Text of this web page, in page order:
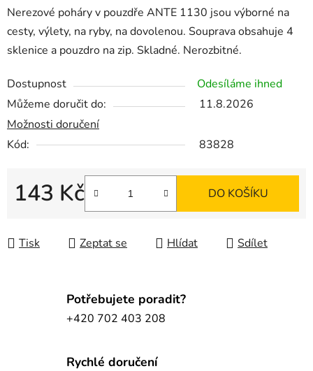
Nerezové poháry v pouzdře ANTE 1130 jsou výborné na
cesty, výlety, na ryby, na dovolenou. Souprava obsahuje 4
sklenice a pouzdro na zip. Skladné. Nerozbitné.
Dostupnost
Odesíláme ihned
Můžeme doručit do:
11.8.2026
Možnosti doručení
Kód:
83828
143 Kč DO KOŠÍKU
Tisk Zeptat se Hlídat Sdílet
Potřebujete poradit?
+420 702 403 208
Rychlé doručení